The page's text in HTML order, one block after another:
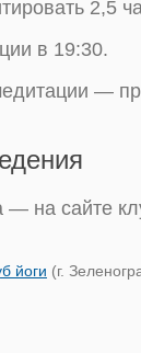
2,5
в 19:30.
—
— на сайте
йоги (г.